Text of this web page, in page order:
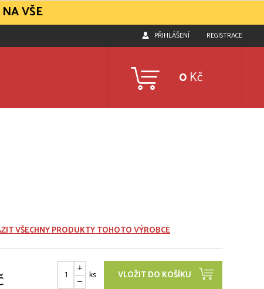
PŘIHLÁŠENÍ REGISTRACE
0 Kč
VŠECHNY PRODUKTY TOHOTO VÝROBCE
ks VLOŽIT DO KOŠÍKU
VŠE